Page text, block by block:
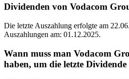
Dividenden von Vodacom
Die letzte Auszahlung erfolgte am
Auszahlungen am: 01.12.2025.
Wann muss man Vodacom
haben, um die letzte